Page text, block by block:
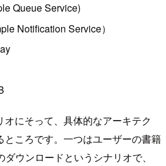
Queue Service)
Notification Service）
にそって、具体的なアーキテク
ところです。一つはユーザーの書籍
ウンロードというシナリオで、